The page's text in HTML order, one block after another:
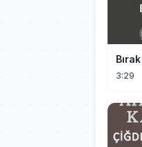
3:29